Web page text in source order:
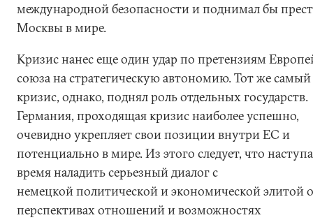
международной безопасности и поднимал бы
Москвы в мире.
Кризис нанес еще один удар по претензиям
союза на стратегическую автономию. Тот же самый
кризис, однако, поднял роль отдельных государств.
Германия, проходящая кризис наиболее успешно,
очевидно укрепляет свои позиции внутри ЕС и
потенциально в мире. Из этого следует, что
время наладить серьезный диалог с
немецкой политической и экономической элитой о
перспективах отношений и возможностях